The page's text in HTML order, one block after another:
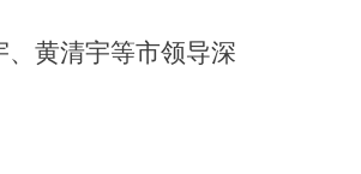
黄清宇等市领导深